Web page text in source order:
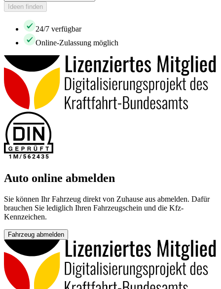
Ideen finden
24/7 verfügbar
Online-Zulassung möglich
Auto online abmelden
Sie können Ihr Fahrzeug direkt von Zuhause aus abmelden. Dafür
brauchen Sie lediglich Ihren Fahrzeugschein und die Kfz-
Kennzeichen.
Fahrzeug abmelden